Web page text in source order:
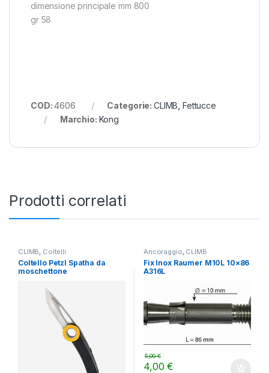
dimensione principale mm 800
gr 58
COD:4606 Categorie: CLIMB Fettucce
Marchio: Kong
Prodotti correlati
CLIMB, Coltelli
Coltello Petzl Spatha da
moschettone
Ancoraggio, CLIMB
Fix Inox Raumer M10L 10×86
A316L
4,00€
5,00€